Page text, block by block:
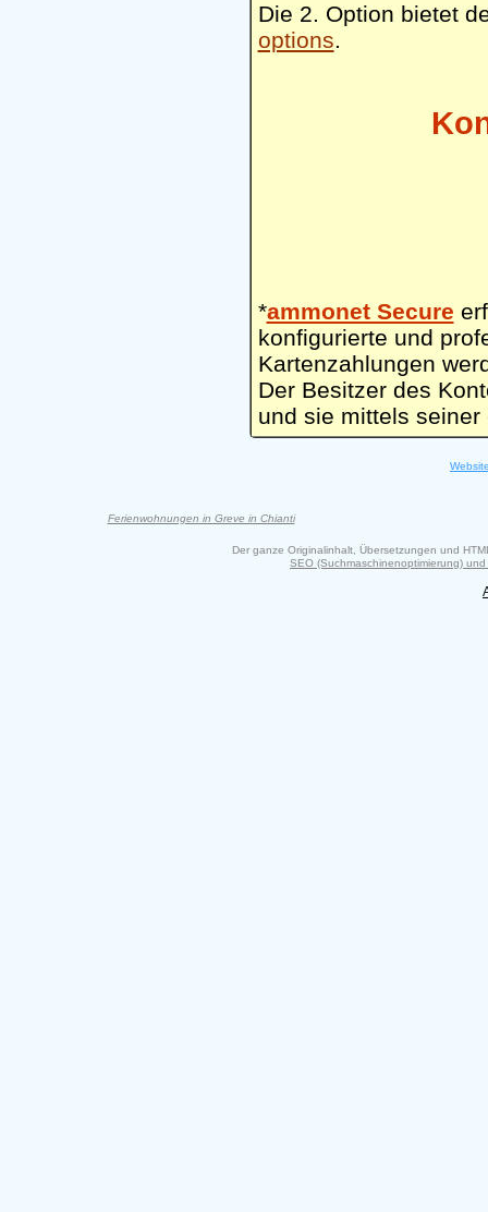
Die 2. Option bietet
options.
*ammonet Secure
konfigurierte und
Kartenzahlungen
Der Besitzer des
und sie mittels
Ferienwohnungen in Greve in Chianti
Der ganze Originalinhalt, Übersetzungen und
SEO (Suchmaschinenoptimierung)